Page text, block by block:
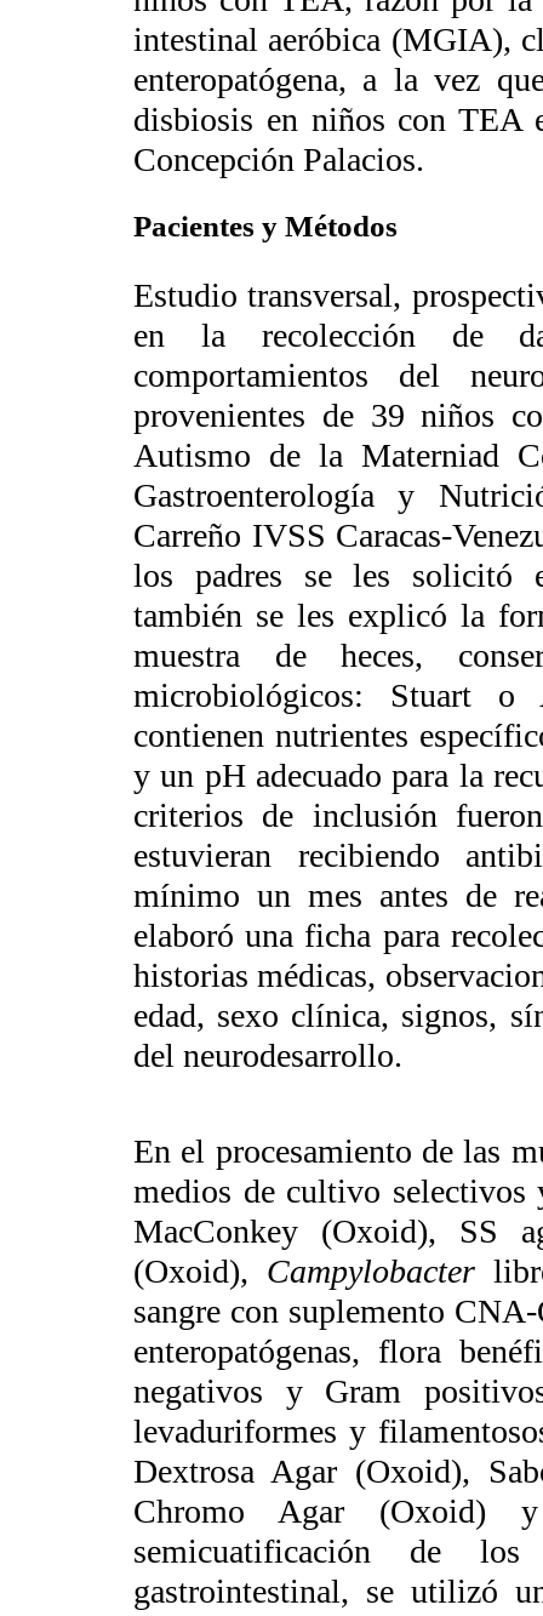
intestinal aeróbica (MGIA),
enteropatógena, a la vez
disbiosis en niños con TEA
Concepción Palacios.
Pacientes y Métodos
Estudio transversal,
en la recolección de
comportamientos del
provenientes de 39 niños
Autismo de la Materniad
Gastroenterología y
Carreño IVSS Caracas-
los padres se les solicitó
también se les explicó la
muestra de heces,
microbiológicos: Stuart
contienen nutrientes
y un pH adecuado para la
criterios de inclusión
estuvieran recibiendo
mínimo un mes antes de
elaboró una ficha para
historias médicas,
edad, sexo clínica, signos,
del neurodesarrollo.
En el procesamiento de las
medios de cultivo
MacConkey (Oxoid), SS
(Oxoid), Campylobacter
sangre con suplemento
enteropatógenas, flora
negativos y Gram
levaduriformes y
Dextrosa Agar (Oxoid),
Chromo Agar (Oxoid)
semicuatificación de
gastrointestinal, se utilizó